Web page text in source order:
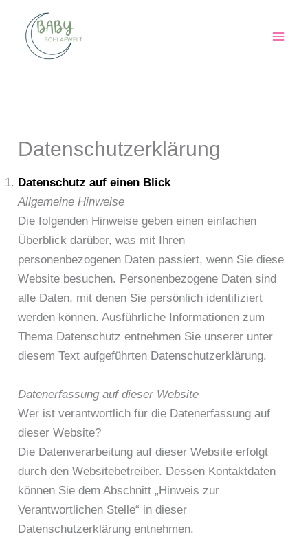
Inhalt
springen
Datenschutzerklärung
Datenschutz auf einen Blick
Allgemeine Hinweise
Die folgenden Hinweise geben einen einfachen
Überblick darüber, was mit Ihren
personenbezogenen Daten passiert, wenn Sie diese
Website besuchen. Personenbezogene Daten sind
alle Daten, mit denen Sie persönlich identifiziert
werden können. Ausführliche Informationen zum
Thema Datenschutz entnehmen Sie unserer unter
diesem Text aufgeführten Datenschutzerklärung.
Datenerfassung auf dieser Website
Wer ist verantwortlich für die Datenerfassung auf
dieser Website?
Die Datenverarbeitung auf dieser Website erfolgt
durch den Websitebetreiber. Dessen Kontaktdaten
können Sie dem Abschnitt „Hinweis zur
Verantwortlichen Stelle“ in dieser
Datenschutzerklärung entnehmen.